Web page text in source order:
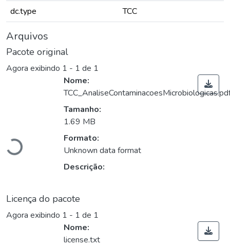
dc.type
TCC
Arquivos
Pacote original
Agora exibindo 1 - 1 de 1
Carregando...
Nome:
Tamanho:
1.69 MB
Formato:
Unknown data format
Descrição:
Licença do pacote
Agora exibindo 1 - 1 de 1
Nome:
license.txt